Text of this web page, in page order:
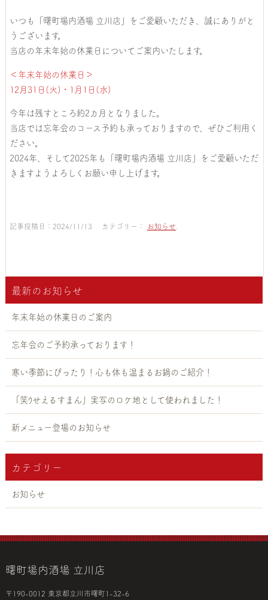
いつも「曙町場内酒場 立川店」をご愛顧いただき、誠にありがと
うございます。
当店の年末年始の休業日についてご案内いたします。
＜年末年始の休業日＞
12月31日(火)・1月1日(水)
今年は残すところ約2カ月となりました。
当店では忘年会のコース予約も承っておりますので、ぜひご利用く
ださい。
2024年、そして2025年も「曙町場内酒場 立川店」をご愛顧いただ
きますようよろしくお願い申し上げます。
記事投稿日：2024/11/13 カテゴリー： お知らせ
最新のお知らせ
年末年始の休業日のご案内
忘年会のご予約承っております！
寒い季節にぴったり！心も体も温まるお鍋のご紹介！
「笑ｳせえるすまん」実写のロケ地として使われました！
新メニュー登場のお知らせ
カテゴリー
お知らせ
曙町場内酒場 立川店
〒190-0012 東京都立川市曙町1-32-6